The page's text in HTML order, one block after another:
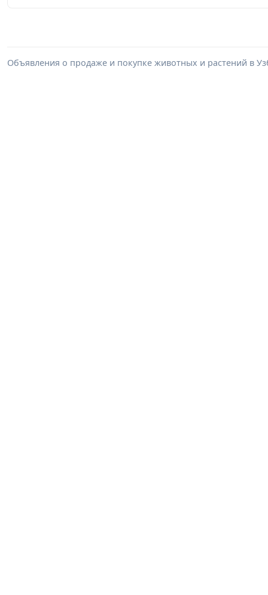
Объявления о продаже и покупке животных и растений в